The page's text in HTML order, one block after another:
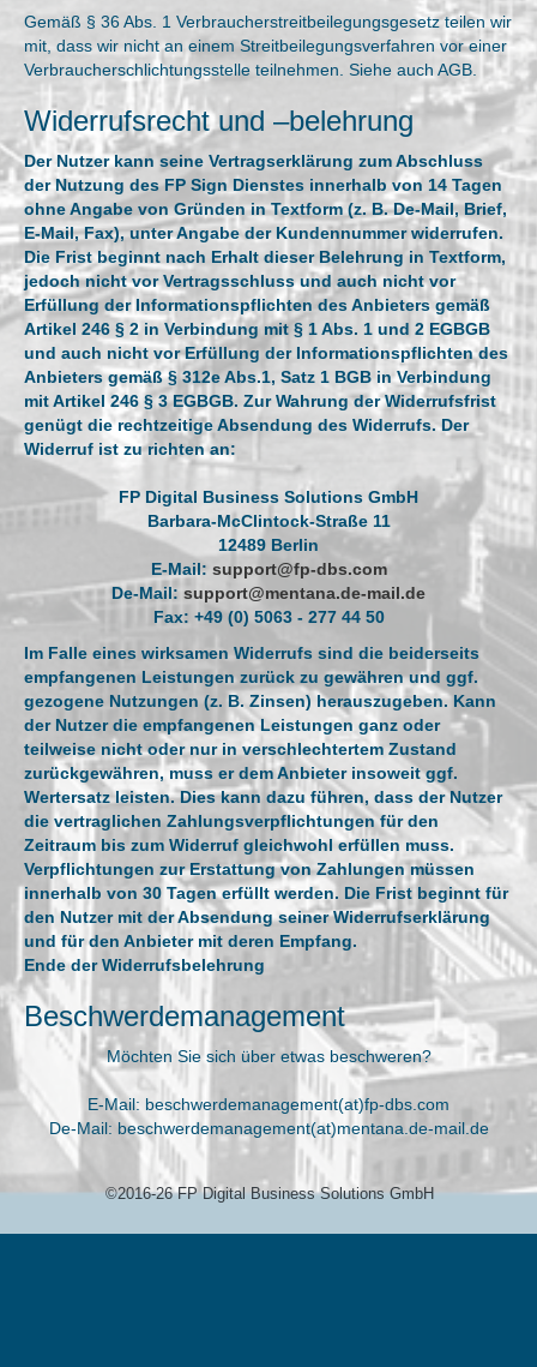
Gemäß § 36 Abs. 1 Verbraucherstreitbeilegungsgesetz teilen wir
mit, dass wir nicht an einem Streitbeilegungsverfahren vor einer
Verbraucherschlichtungsstelle teilnehmen. Siehe auch AGB.
Widerrufsrecht und –belehrung
Der Nutzer kann seine Vertragserklärung zum Abschluss
der Nutzung des FP Sign Dienstes innerhalb von 14 Tagen
ohne Angabe von Gründen in Textform (z. B. De-Mail, Brief,
E-Mail, Fax), unter Angabe der Kundennummer widerrufen.
Die Frist beginnt nach Erhalt dieser Belehrung in Textform,
jedoch nicht vor Vertragsschluss und auch nicht vor
Erfüllung der Informationspflichten des Anbieters gemäß
Artikel 246 § 2 in Verbindung mit § 1 Abs. 1 und 2 EGBGB
und auch nicht vor Erfüllung der Informationspflichten des
Anbieters gemäß § 312e Abs.1, Satz 1 BGB in Verbindung
mit Artikel 246 § 3 EGBGB. Zur Wahrung der Widerrufsfrist
genügt die rechtzeitige Absendung des Widerrufs. Der
Widerruf ist zu richten an:
FP Digital Business Solutions GmbH
Barbara-McClintock-Straße 11
12489 Berlin
E-Mail: support@fp-dbs.com
De-Mail: support@mentana.de-mail.de
Fax: +49 (0) 5063 - 277 44 50
Im Falle eines wirksamen Widerrufs sind die beiderseits
empfangenen Leistungen zurück zu gewähren und ggf.
gezogene Nutzungen (z. B. Zinsen) herauszugeben. Kann
der Nutzer die empfangenen Leistungen ganz oder
teilweise nicht oder nur in verschlechtertem Zustand
zurückgewähren, muss er dem Anbieter insoweit ggf.
Wertersatz leisten. Dies kann dazu führen, dass der Nutzer
die vertraglichen Zahlungsverpflichtungen für den
Zeitraum bis zum Widerruf gleichwohl erfüllen muss.
Verpflichtungen zur Erstattung von Zahlungen müssen
innerhalb von 30 Tagen erfüllt werden. Die Frist beginnt für
den Nutzer mit der Absendung seiner Widerrufserklärung
und für den Anbieter mit deren Empfang.
Ende der Widerrufsbelehrung
Beschwerdemanagement
Möchten Sie sich über etwas beschweren?
E-Mail: beschwerdemanagement(at)fp-dbs.com
De-Mail: beschwerdemanagement(at)mentana.de-mail.de
©2016-26 FP Digital Business Solutions GmbH